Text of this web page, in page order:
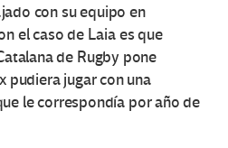
con su equipo en
el caso de Laia es que
de Rugby pone
pudiera jugar con una
le correspondía por año de